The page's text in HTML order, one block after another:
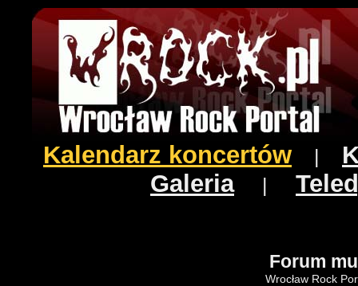
Kalendarz koncertów
Galeria|
Forum
Wrocław Rock